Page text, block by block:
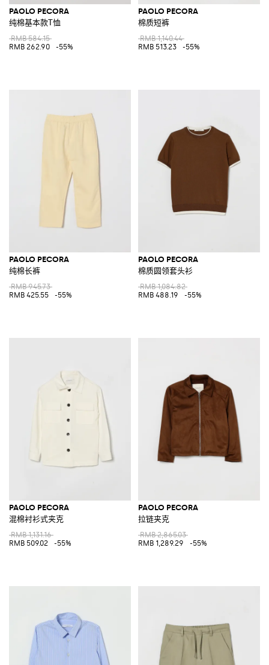
PAOLO PECORA
纯棉基本款T恤
RMB 584.15
RMB 262.90
-55%
PAOLO PECORA
棉质短裤
RMB 1,140.44
RMB 513.23
-55%
PAOLO PECORA
纯棉长裤
RMB 945.73
RMB 425.55
-55%
PAOLO PECORA
棉质圆领套头衫
RMB 1,084.82
RMB 488.19
-55%
PAOLO PECORA
混棉衬衫式夹克
RMB 1,131.16
RMB 509.02
-55%
PAOLO PECORA
拉链夹克
RMB 2,865.03
RMB 1,289.29
-55%